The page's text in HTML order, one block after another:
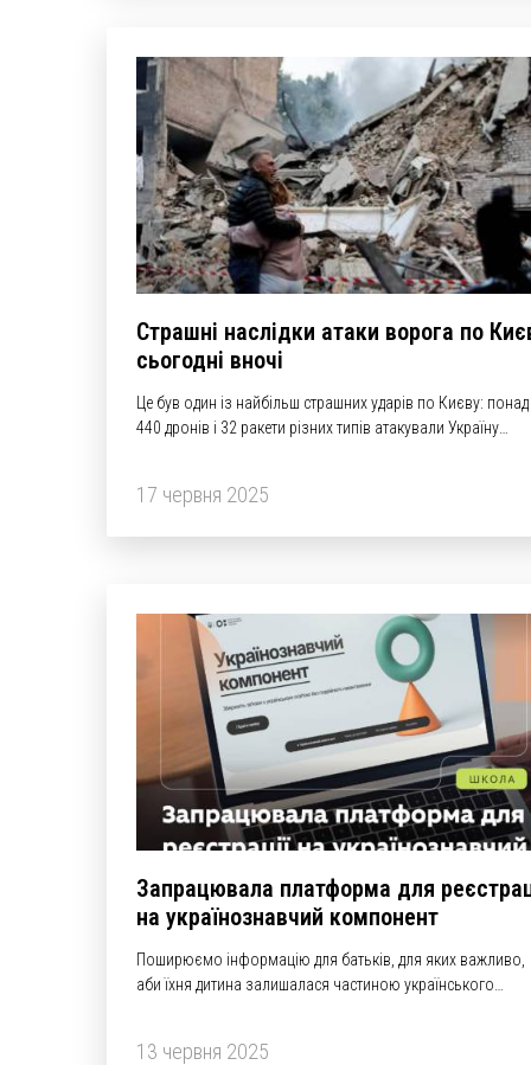
Страшні наслідки атаки ворога по
сьогодні вночі
Це був один із найбільш страшних ударів по Києву: понад
440 дронів і 32 ракети різних типів атакували Україну
17 червня 2025
Запрацювала платформа для
на українознавчий компонент
Поширюємо інформацію для батьків, для яких важливо,
аби їхня дитина залишалася частиною українського
13 червня 2025